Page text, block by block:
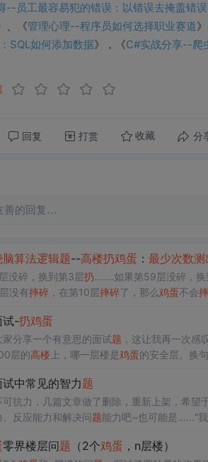
--员工最容易犯的错误：以错误去掩盖错误
、《管理心理--程序员如何选择职业赛道
SQL如何添加数据》，《C#实战分享--爬
回复 打赏 收藏 分
善的回复…
算法逻辑题--高楼扔鸡蛋 ： 最少次数测
没碎，换到第3层扔 .......如果第59层没碎，
没有摔碎，在第10层摔碎了，那么鸡蛋不会
如果第一枚
试-扔鸡蛋
家分享一个有意思的面试题 ，这让我再一次
层的高楼 上，哪一层楼是鸡蛋的安全层。换
碎的鸡蛋可以重复使用；每颗
中常见的智力题
可抗力，几篇文章做了删除，重新上架，希望
、反应能力和解决问题能力吧~也可能是......“我
零界楼层问题 （2个鸡蛋 ，n层楼）